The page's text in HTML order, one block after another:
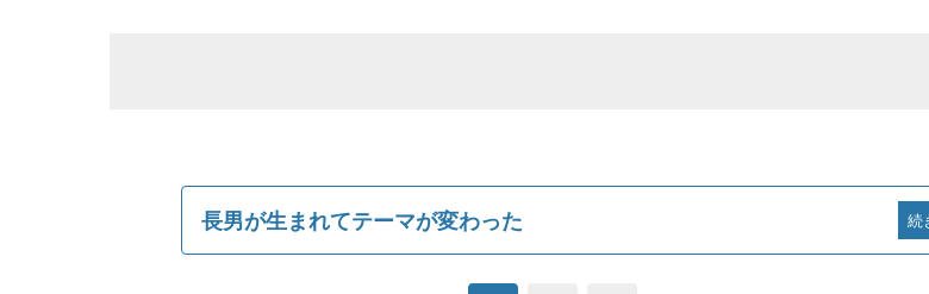
長男が生まれてテーマが変わった 続